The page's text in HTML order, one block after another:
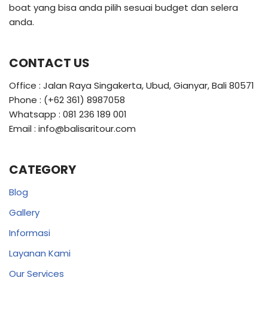
boat yang bisa anda pilih sesuai budget dan selera
anda.
CONTACT US
Office : Jalan Raya Singakerta, Ubud, Gianyar, Bali 80571
Phone : (+62 361) 8987058
Whatsapp : 081 236 189 001
Email : info@balisaritour.com
CATEGORY
Blog
Gallery
Informasi
Layanan Kami
Our Services